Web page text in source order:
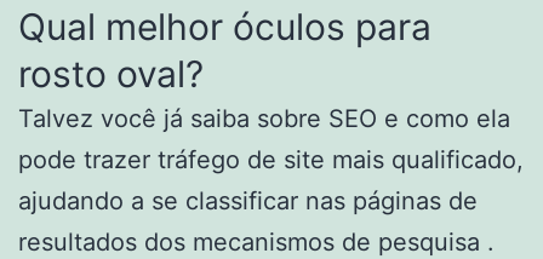
Qual melhor óculos para
rosto oval?
Talvez você já saiba sobre SEO e como ela
pode trazer tráfego de site mais qualificado,
ajudando a se classificar nas páginas de
resultados dos mecanismos de pesquisa .